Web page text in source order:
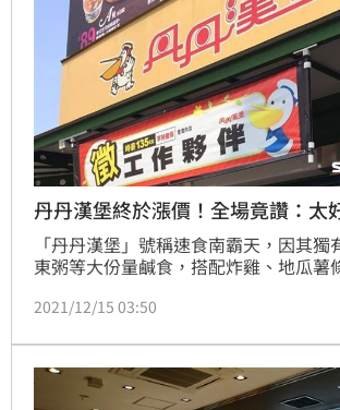
丹丹漢堡終於漲價！全場竟讚：太
「丹丹漢堡」號稱速食南霸天，因其
東粥等大份量鹹食，搭配炸雞、地瓜薯
美食據點。不過丹丹漢堡撐了22年，也
2021/12/15 03:50